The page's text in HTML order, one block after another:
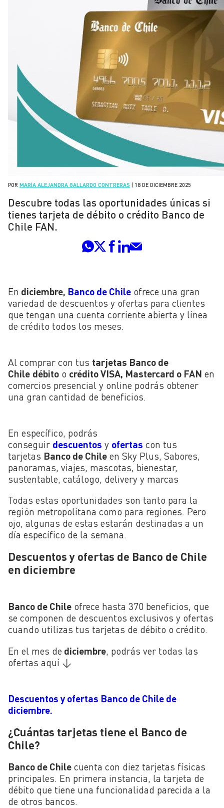
POR MARÍA ALEJANDRA GALLARDO CONTRERAS 18 DE DICIEMBRE 2025
Descubre todas las oportunidades únicas si
tienes tarjeta de débito o crédito Banco de
Chile FAN.
En diciembre, Banco de Chile ofrece una gran
variedad de descuentos y ofertas para clientes
que tengan una cuenta corriente abierta y línea
de crédito todos los meses.
Al comprar con tus tarjetas Banco de
Chile débito o crédito VISA, Mastercard o FAN en
comercios presencial y online podrás obtener
una gran cantidad de beneficios.
En específico, podrás
conseguir descuentos y ofertas con tus
tarjetas Banco de Chile en Sky Plus, Sabores,
panoramas, viajes, mascotas, bienestar,
sustentable, catálogo, delivery y marcas
Todas estas oportunidades son tanto para la
región metropolitana como para regiones. Pero
ojo, algunas de estas estarán destinadas a un
día específico de la semana.
Descuentos y ofertas de Banco de Chile
en diciembre
Banco de Chile ofrece hasta 370 beneficios, que
se componen de descuentos exclusivos y ofertas
cuando utilizas tus tarjetas de débito o crédito.
En el mes de diciembre, podrás ver todas las
ofertas aquí ↓
Descuentos y ofertas Banco de Chile de
diciembre.
¿Cuántas tarjetas tiene el Banco de
Chile?
Banco de Chile cuenta con diez tarjetas físicas
principales. En primera instancia, la tarjeta de
débito que tiene una funcionalidad parecida a la
de otros bancos.